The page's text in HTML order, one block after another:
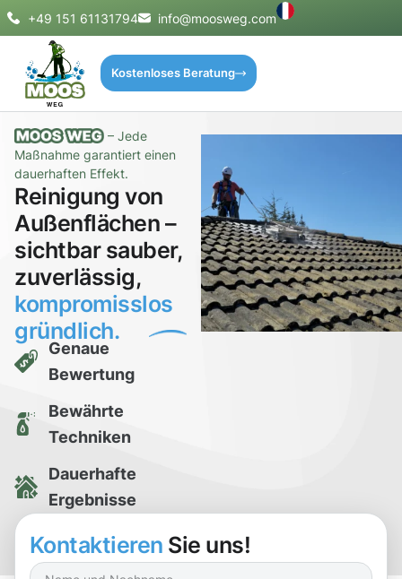
+49 151 61131794 info@moosweg.com
Kostenloses Beratung
– Jede
Maßnahme garantiert einen
dauerhaften Effekt.
Reinigung von
Außenflächen –
sichtbar sauber,
zuverlässig,
kompromisslos
gründlich.
Genaue
Bewertung
Bewährte
Techniken
Dauerhafte
Ergebnisse
Kostenlose
Reinigungsprobe
Kontaktieren Sie uns!